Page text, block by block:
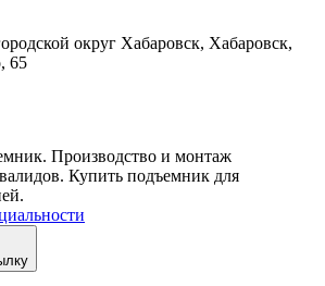
округ Хабаровск, Хабаровск,
65
Производство и монтаж
Купить подъемник для